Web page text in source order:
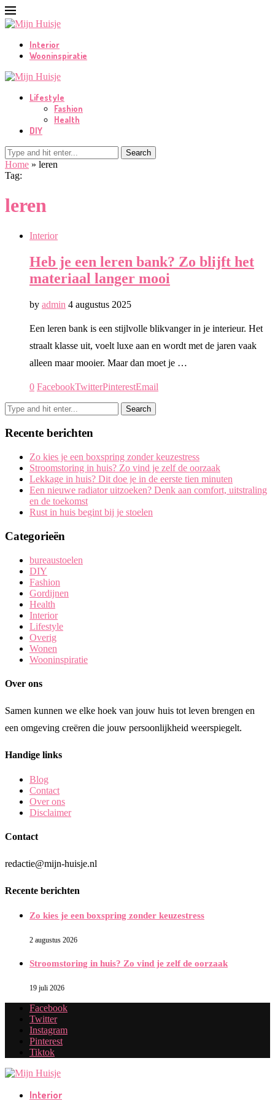
Interior
Wooninspiratie
Lifestyle
Fashion
Health
DIY
Search
Home » leren
Tag:
leren
Interior
Heb je een leren bank? Zo blijft het
materiaal langer mooi
by admin 4 augustus 2025
Een leren bank is een stijlvolle blikvanger in je interieur. Het
straalt klasse uit, voelt luxe aan en wordt met de jaren vaak
alleen maar mooier. Maar dan moet je …
0 FacebookTwitterPinterestEmail
Recente berichten
Zo kies je een boxspring zonder keuzestress
Stroomstoring in huis? Zo vind je zelf de oorzaak
Lekkage in huis? Dit doe je in de eerste tien minuten
Een nieuwe radiator uitzoeken? Denk aan comfort, uitstraling
en de toekomst
Rust in huis begint bij je stoelen
Categorieën
bureaustoelen
DIY
Fashion
Gordijnen
Health
Interior
Lifestyle
Overig
Wonen
Wooninspiratie
Over ons
Samen kunnen we elke hoek van jouw huis tot leven brengen en
een omgeving creëren die jouw persoonlijkheid weerspiegelt.
Handige links
Blog
Contact
Over ons
Disclaimer
Contact
redactie@mijn-huisje.nl
Recente berichten
Zo kies je een boxspring zonder keuzestress
2 augustus 2026
Stroomstoring in huis? Zo vind je zelf de oorzaak
19 juli 2026
Facebook
Twitter
Instagram
Pinterest
Tiktok
Interior